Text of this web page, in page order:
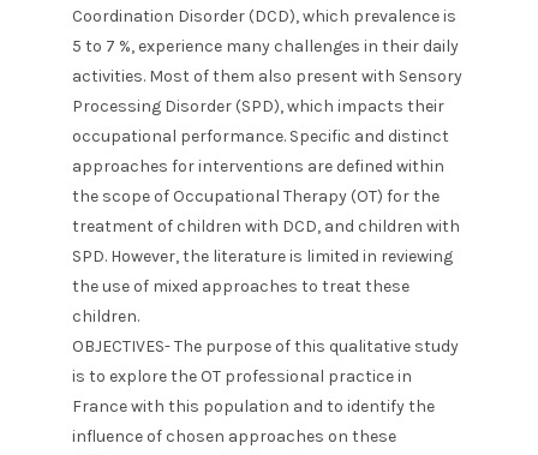
Coordination Disorder (DCD), which prevalence is
5 to 7 %, experience many challenges in their daily
activities. Most of them also present with Sensory
Processing Disorder (SPD), which impacts their
occupational performance. Specific and distinct
approaches for interventions are defined within
the scope of Occupational Therapy (OT) for the
treatment of children with DCD, and children with
SPD. However, the literature is limited in reviewing
the use of mixed approaches to treat these
children.
OBJECTIVES- The purpose of this qualitative study
is to explore the OT professional practice in
France with this population and to identify the
influence of chosen approaches on these